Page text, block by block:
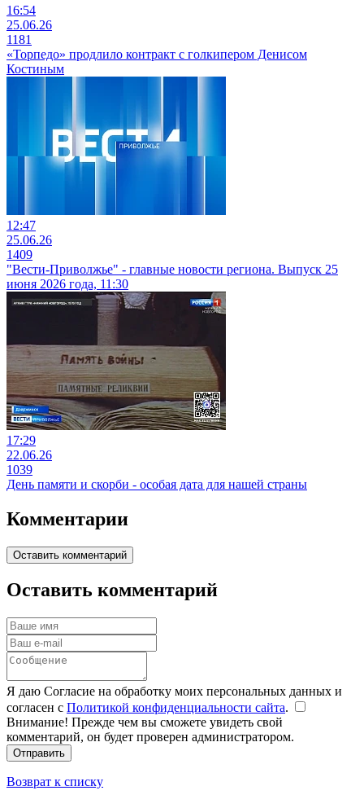
16:54
25.06.26
1181
«Торпедо» продлило контракт с голкипером Денисом
Костиным
12:47
25.06.26
1409
"Вести-Приволжье" - главные новости региона. Выпуск 25
июня 2026 года, 11:30
17:29
22.06.26
1039
День памяти и скорби - особая дата для нашей страны
Комментарии
Оставить комментарий
Оставить комментарий
Я даю Согласие на обработку моих персональных данных и
согласен с Политикой конфиденциальности сайта.
Внимание! Прежде чем вы сможете увидеть свой
комментарий, он будет проверен администратором.
Отправить
Возврат к списку